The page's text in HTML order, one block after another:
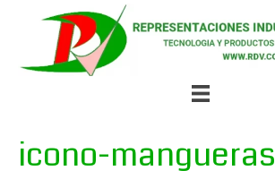
icono-mangueras